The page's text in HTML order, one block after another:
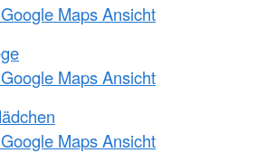
Maps Ansicht
Maps Ansicht
Maps Ansicht